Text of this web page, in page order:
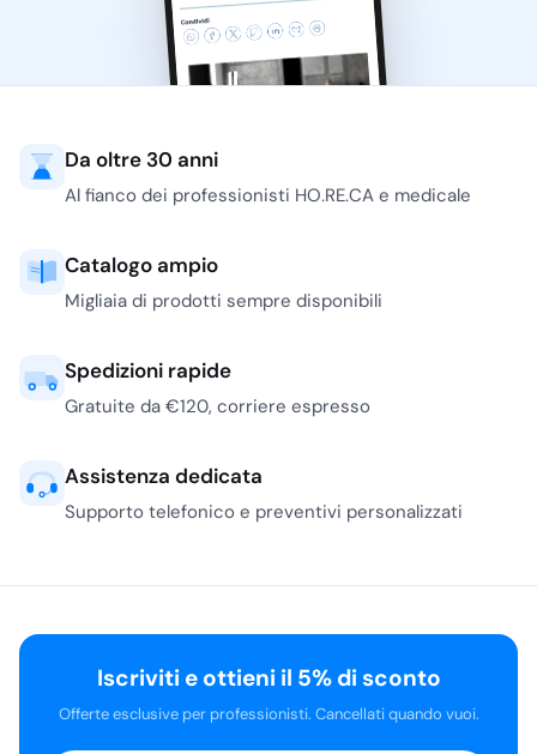
Da oltre 30 anni
Al fianco dei professionisti HO.RE.CA e medicale
Catalogo ampio
Migliaia di prodotti sempre disponibili
Spedizioni rapide
Gratuite da €120, corriere espresso
Assistenza dedicata
Supporto telefonico e preventivi personalizzati
Iscriviti e ottieni il 5% di sconto
Offerte esclusive per professionisti. Cancellati quando vuoi.